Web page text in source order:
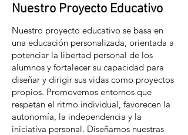
Nuestro Proyecto Educativo
Nuestro proyecto educativo se basa en
una educación personalizada, orientada a
potenciar la libertad personal de los
alumnos y fortalecer su capacidad para
diseñar y dirigir sus vidas como proyectos
propios. Promovemos entornos que
respetan el ritmo individual, favorecen la
autonomía, la independencia y la
iniciativa personal. Diseñamos nuestras